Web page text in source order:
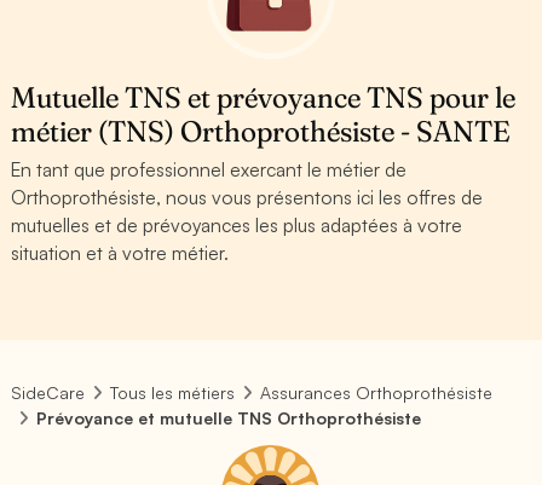
Mutuelle TNS et prévoyance TNS pour le
métier (TNS) Orthoprothésiste - SANTE
En tant que professionnel exercant le métier de
Orthoprothésiste, nous vous présentons ici les offres de
mutuelles et de prévoyances les plus adaptées à votre
situation et à votre métier.
SideCare Tous les métiers
Assurances Orthoprothésiste
Prévoyance et mutuelle TNS Orthoprothésiste